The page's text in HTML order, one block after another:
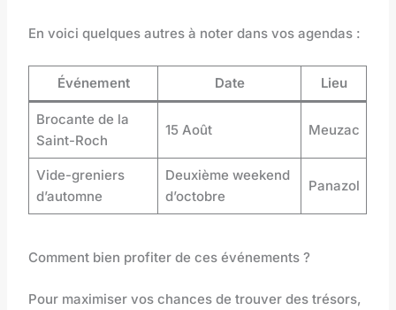
En voici quelques autres à noter dans vos agendas :
Événement Date Lieu
Brocante de la
Saint-Roch
15 Août Meuzac
Vide-greniers
d’automne
Deuxième weekend
d’octobre
Panazol
Comment bien profiter de ces événements ?
Pour maximiser vos chances de trouver des trésors,